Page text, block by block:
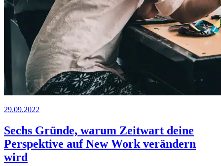
29.09.2022
Sechs Gründe, warum Zeitwart deine
Perspektive auf New Work verändern
wird